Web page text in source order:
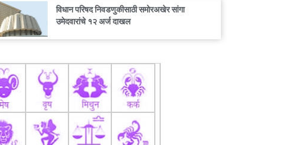
विधान परिषद निवडणुकीसाठी समोरअखेर सांगा
उमेदवारांचे १२ अर्ज दाखल